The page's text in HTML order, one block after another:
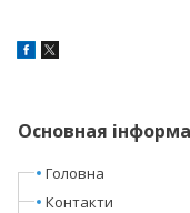
Основная
Головна
Контакти